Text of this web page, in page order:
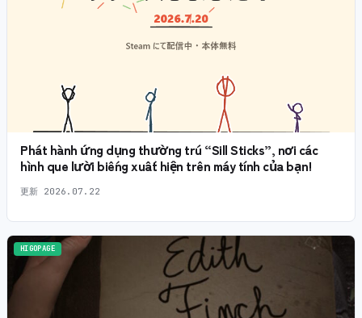
Phát hành ứng dụng thường trú “Sill Sticks”, nơi các
hình que lười biếng xuất hiện trên máy tính của bạn!
更新 2026.07.22
HIGOPAGE